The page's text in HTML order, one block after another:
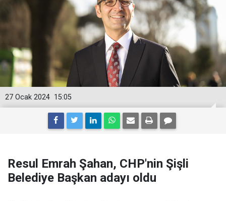
15:05
27 Ocak 2024
Resul Emrah Şahan, CHP'nin Şişli
Belediye Başkan adayı oldu